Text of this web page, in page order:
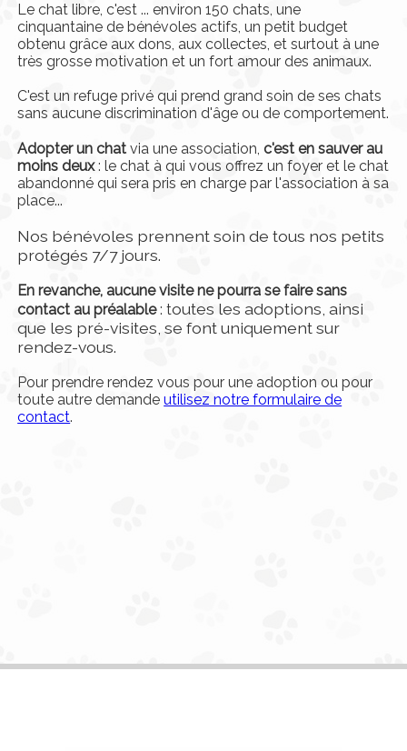
Le chat libre, c'est ... environ 150 chats, une
cinquantaine de bénévoles actifs, un petit budget
obtenu grâce aux dons, aux collectes, et surtout à une
très grosse motivation et un fort amour des animaux.
C'est un refuge privé qui prend grand soin de ses chats
sans aucune discrimination d'âge ou de comportement.
Adopter un chat via une association, c'est en sauver au
moins deux: le chat à qui vous offrez un foyer et le chat
abandonné qui sera pris en charge par l'association à sa
place...
Nos bénévoles prennent soin de tous nos petits
protégés 7/7 jours.
En revanche, aucune visite ne pourra se faire sans
contact au préalable: toutes les adoptions, ainsi
que les pré-visites, se font uniquement sur
rendez-vous.
Pour prendre rendez vous pour une adoption ou pour
toute autre demandeutilisez notre formulaire de
contact.